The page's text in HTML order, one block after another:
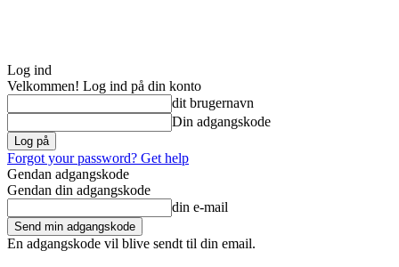
Log ind
Velkommen! Log ind på din konto
dit brugernavn
Din adgangskode
Forgot your password? Get help
Gendan adgangskode
Gendan din adgangskode
din e-mail
En adgangskode vil blive sendt til din email.